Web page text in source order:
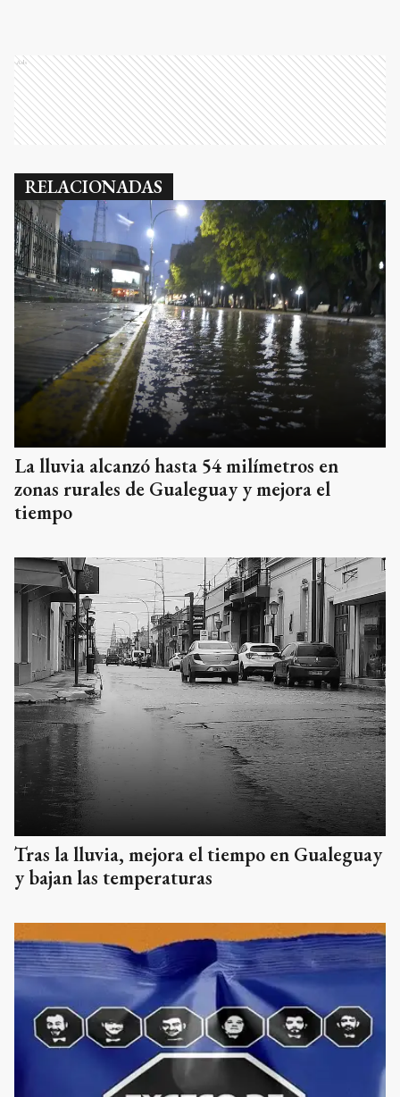
Ads
RELACIONADAS
La lluvia alcanzó hasta 54 milímetros en
zonas rurales de Gualeguay y mejora el
tiempo
Tras la lluvia, mejora el tiempo en Gualeguay
y bajan las temperaturas